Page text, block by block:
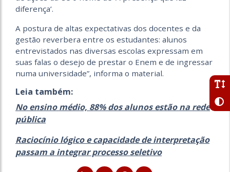
diferença’.
A postura de altas expectativas dos docentes e da
gestão reverbera entre os estudantes: alunos
entrevistados nas diversas escolas expressam em
suas falas o desejo de prestar o Enem e de ingressar
numa universidade”, informa o material.
Leia também:
No ensino médio, 88% dos alunos estão na rede
pública
Raciocínio lógico e capacidade de interpretação
passam a integrar processo seletivo